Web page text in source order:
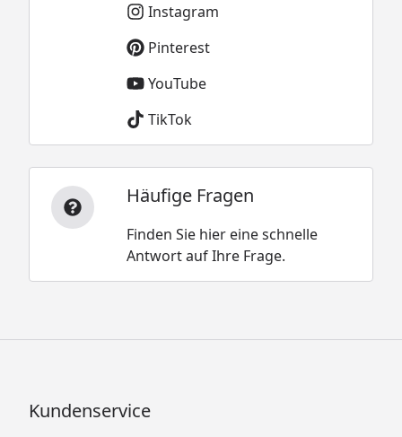
Instagram
Pinterest
YouTube
TikTok
Häufige Fragen
Finden Sie hier eine schnelle
Antwort auf Ihre Frage.
Kundenservice